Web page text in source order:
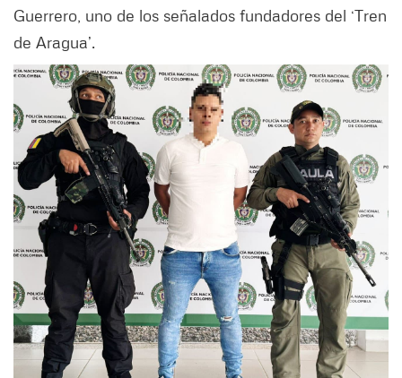
Guerrero, uno de los señalados fundadores del ‘Tren
de Aragua’.